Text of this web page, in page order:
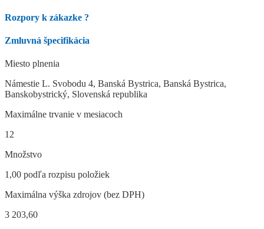
Rozpory k zákazke ?
Zmluvná špecifikácia
Miesto plnenia
Námestie L. Svobodu 4, Banská Bystrica, Banská Bystrica,
Banskobystrický, Slovenská republika
Maximálne trvanie v mesiacoch
12
Množstvo
1,00 podľa rozpisu položiek
Maximálna výška zdrojov (bez DPH)
3 203,60